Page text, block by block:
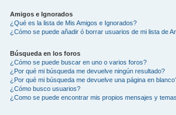
Amigos e Ignorados
¿Qué es la lista de Mis Amigos e Ignorados?
¿Cómo se puede añadir ó borrar usuarios de mi lista de
Búsqueda en los foros
¿Cómo se puede buscar en uno o varios foros?
¿Por qué mi búsqueda me devuelve ningún resultado?
¿Por qué mi búsqueda me devuelve una página en
¿Cómo busco usuarios?
¿Como se puede encontrar mis propios mensajes y